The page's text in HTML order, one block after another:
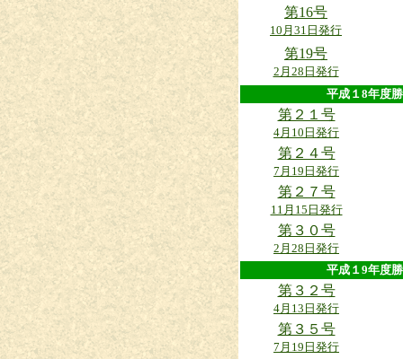
第16号
10月31日発行
第19号
2月28日発行
平成１8年
第２１号
4月10日発行
第２４号
7月19日発行
第２７号
11月15日発行
第３０号
2月28日発行
平成１9年
第３２号
4月13日発行
第３５号
7月19日発行